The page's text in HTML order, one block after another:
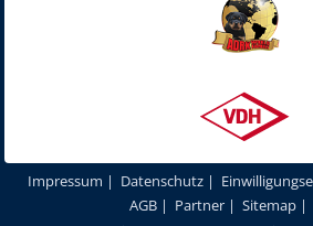
Impressum | Datenschutz |
AGB| Partner| Sitemap|